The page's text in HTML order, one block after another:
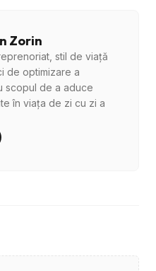
Zorin
stil de viață
de optimizare a
scopul de a aduce
în viața de zi cu zi a